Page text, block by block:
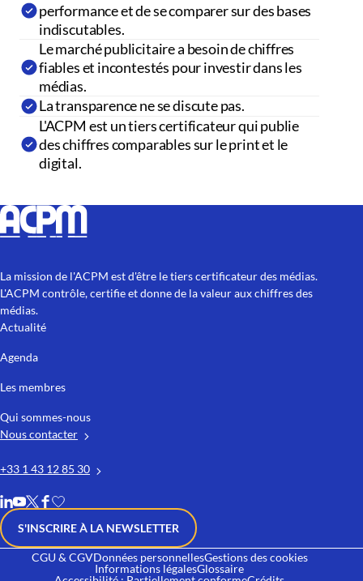
performance et de se comparer sur des bases
indiscutables.
Le marché publicitaire a besoin de chiffres
fiables et incontestés pour investir dans les
médias.
La transparence ne se discute pas.
L'ACPM est un tiers certificateur qui publie
des chiffres comparables sur le print et le
digital.
La mission de l'ACPM est d'être le tiers certificateur des médias.
L'ACPM contrôle, certifie et donne de la valeur aux chiffres des
médias.
Actualité
Agenda
Les membres
Qui sommes-nous
Nous contacter
+33 1 43 12 85 30
S'INSCRIRE À LA NEWSLETTER
CGU & CGVDonnées personnellesGestions des cookies
Informations légalesGlossaire